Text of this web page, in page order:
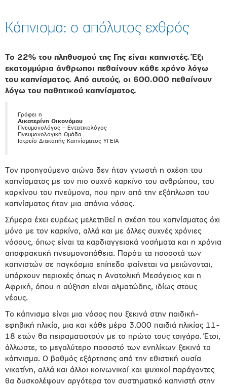
Κάπνισμα: ο απόλυτος εχθρός
Το 22% του πληθυσμού της Γης είναι καπνιστές. Έξι
εκατομμύρια άνθρωποι πεθαίνουν κάθε χρόνο λόγω
του καπνίσματος. Από αυτούς, οι 600.000 πεθαίνουν
λόγω του παθητικού καπνίσματος.
Γράφει η
Αικατερίνη Οικονόμου
Πνευμονολόγος – Εντατικολόγος
Πνευμονολογική Ομάδα
Ιατρείο Διακοπής Καπνίσματος ΥΓΕΙΑ
Τον προηγούμενο αιώνα δεν ήταν γνωστή η σχέση του
καπνίσματος με τον πιο συχνό καρκίνο του ανθρώπου, του
καρκίνου του πνεύμονα, που πριν από την εξάπλωση του
καπνίσματος ήταν μια σπάνια νόσος.
Σήμερα έχει ευρέως μελετηθεί η σχέση του καπνίσματος όχι
μόνο με τον καρκίνο, αλλά και με άλλες συχνές χρόνιες
νόσους, όπως είναι τα καρδιαγγειακά νοσήματα και η χρόνια
αποφρακτική πνευμονοπάθεια. Παρότι τα ποσοστά των
καπνιστών σε παγκόσμιο επίπεδο φαίνεται να μειώνονται,
υπάρχουν περιοχές όπως η Ανατολική Μεσόγειος και η
Αφρική, όπου η αύξηση είναι αλματώδης, ιδίως στους
νέους.
Το κάπνισμα είναι μια νόσος που ξεκινά στην παιδική-
εφηβική ηλικία, μια και κάθε μέρα 3.000 παιδιά ηλικίας 11-
18 ετών θα πειραματιστούν με το πρώτο τους τσιγάρο. Έτσι,
άλλωστε, το μεγαλύτερο ποσοστό των ενηλίκων ξεκινά το
κάπνισμα. Ο βαθμός εξάρτησης από την εθιστική ουσία
νικοτίνη, αλλά και άλλοι κοινωνικοί και ψυχικοί παράγοντες
θα δυσκολέψουν αργότερα τον συστηματικό καπνιστή στην